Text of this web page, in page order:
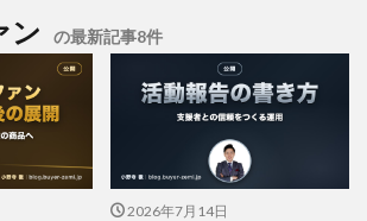
ン の最新記事8件
2026年7月14日